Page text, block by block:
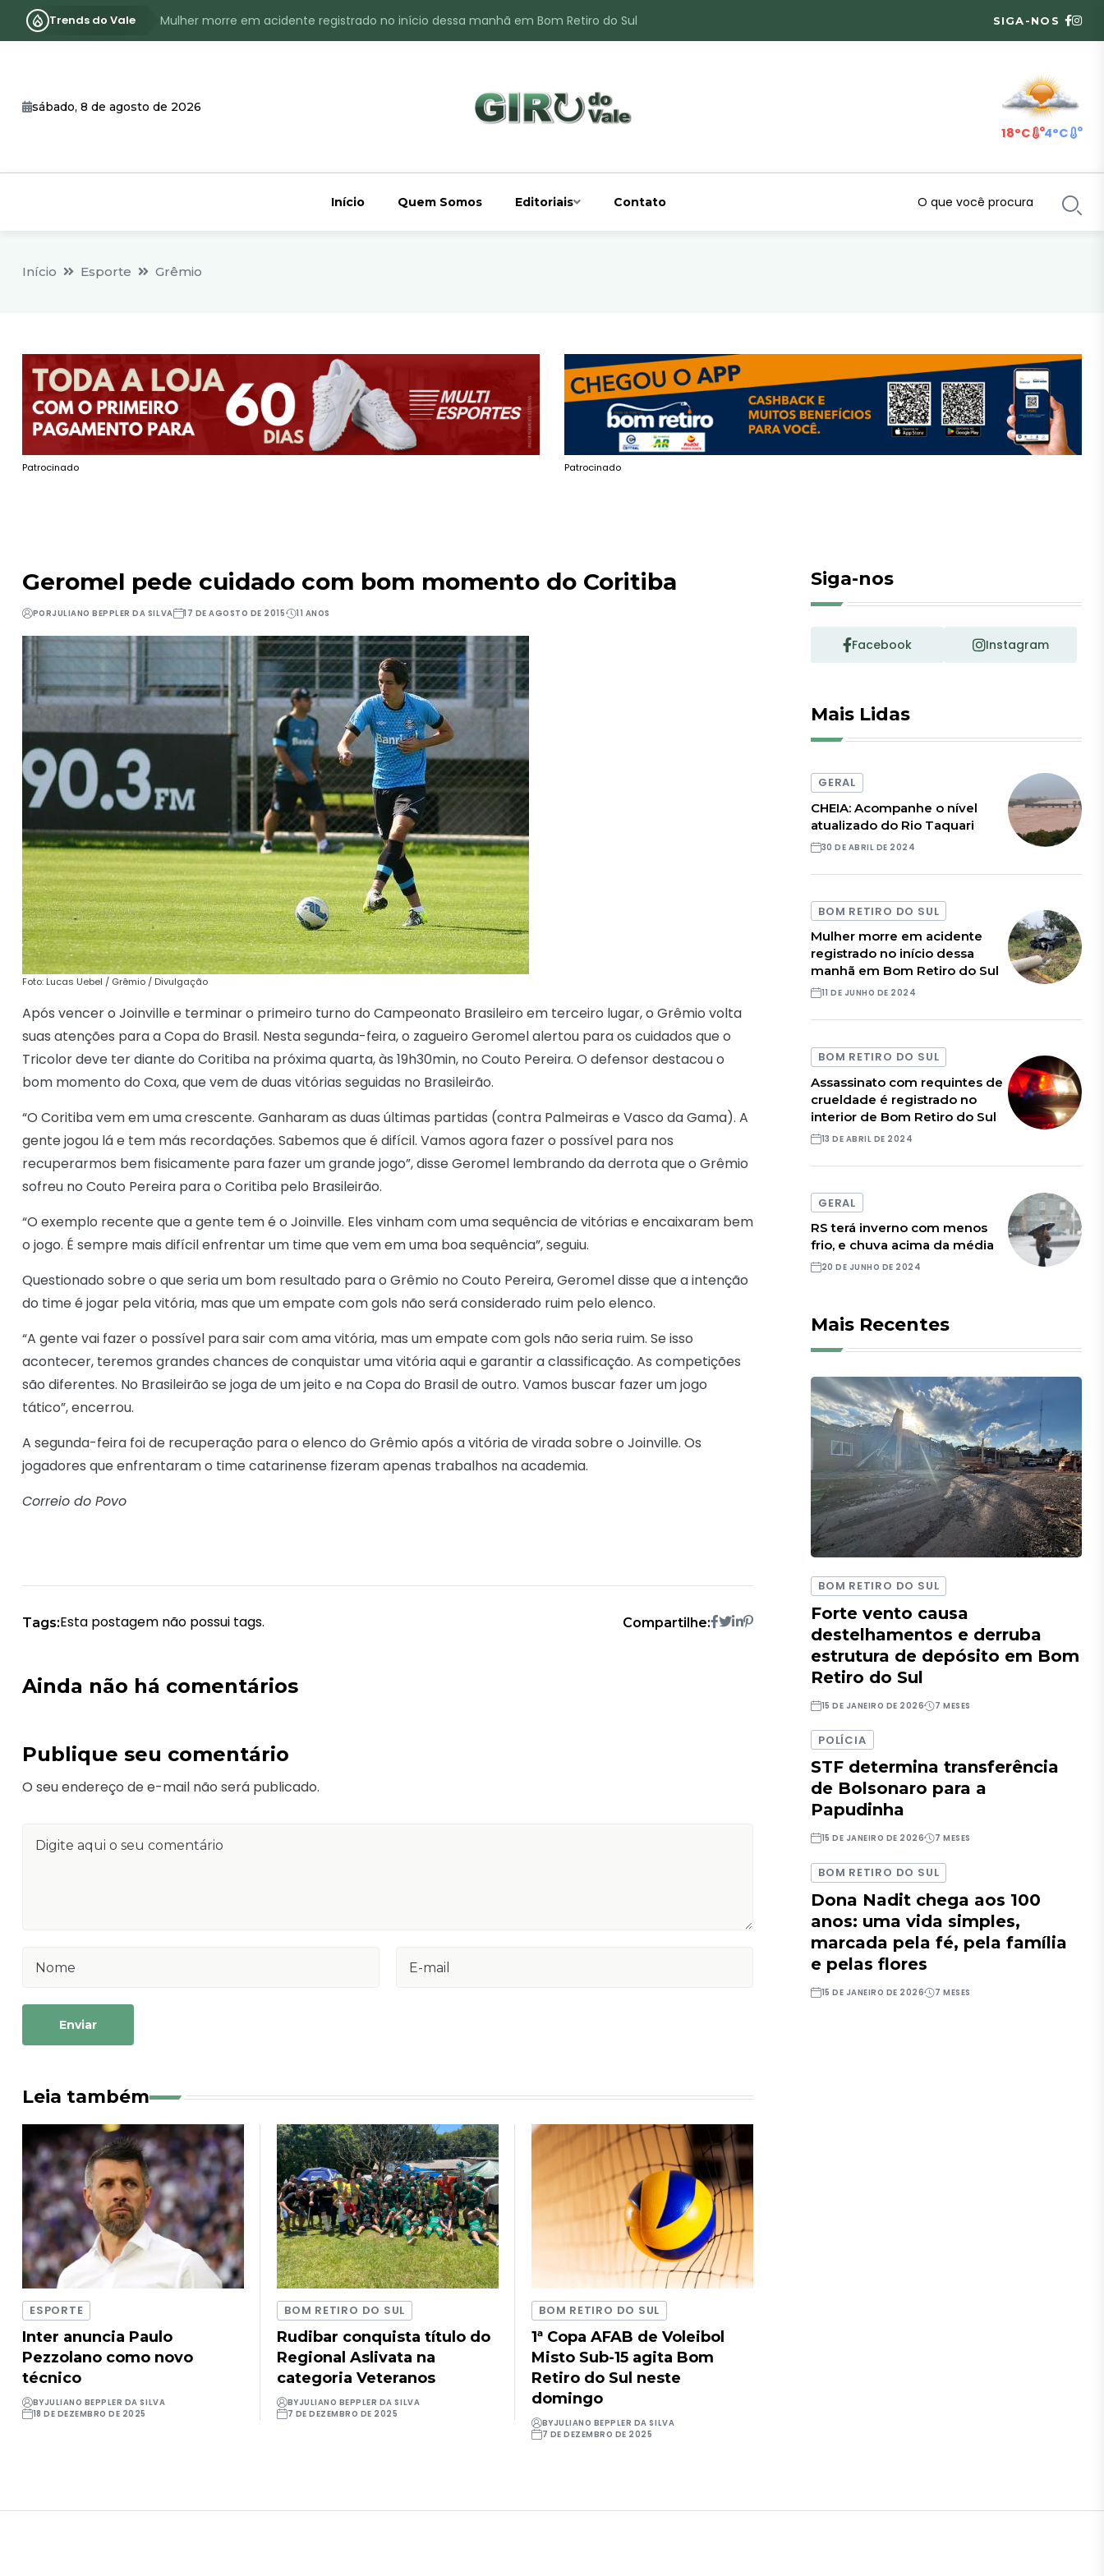
Trends do Vale
Mulher morre em acidente registrado no início dessa manhã em Bom Retiro do Sul
Identificado o jovem assassinado no interior de Bom Retiro do Sul
SIGA-NOS
sábado, 8 de agosto de 2026
18°C 4°C
Início Quem Somos Editoriais Contato
Início Esporte Grêmio
Patrocinado Patrocinado
Geromel pede cuidado com bom momento do Coritiba
PORJULIANO BEPPLER DA SILVA 17 DE AGOSTO DE 2015 11 ANOS
Foto: Lucas Uebel / Grêmio / Divulgação
Após vencer o Joinville e terminar o primeiro turno do Campeonato Brasileiro em terceiro lugar, o Grêmio volta
suas atenções para a Copa do Brasil. Nesta segunda-feira, o zagueiro Geromel alertou para os cuidados que o
Tricolor deve ter diante do Coritiba na próxima quarta, às 19h30min, no Couto Pereira. O defensor destacou o
bom momento do Coxa, que vem de duas vitórias seguidas no Brasileirão.
“O Coritiba vem em uma crescente. Ganharam as duas últimas partidas (contra Palmeiras e Vasco da Gama). A
gente jogou lá e tem más recordações. Sabemos que é difícil. Vamos agora fazer o possível para nos
recuperarmos bem fisicamente para fazer um grande jogo”, disse Geromel lembrando da derrota que o Grêmio
sofreu no Couto Pereira para o Coritiba pelo Brasileirão.
“O exemplo recente que a gente tem é o Joinville. Eles vinham com uma sequência de vitórias e encaixaram bem
o jogo. É sempre mais difícil enfrentar um time que vem em uma boa sequência”, seguiu.
Questionado sobre o que seria um bom resultado para o Grêmio no Couto Pereira, Geromel disse que a intenção
do time é jogar pela vitória, mas que um empate com gols não será considerado ruim pelo elenco.
“A gente vai fazer o possível para sair com ama vitória, mas um empate com gols não seria ruim. Se isso
acontecer, teremos grandes chances de conquistar uma vitória aqui e garantir a classificação. As competições
são diferentes. No Brasileirão se joga de um jeito e na Copa do Brasil de outro. Vamos buscar fazer um jogo
tático”, encerrou.
A segunda-feira foi de recuperação para o elenco do Grêmio após a vitória de virada sobre o Joinville. Os
jogadores que enfrentaram o time catarinense fizeram apenas trabalhos na academia.
Correio do Povo
Tags:Esta postagem não possui tags. Compartilhe:
Ainda não há comentários
Publique seu comentário
O seu endereço de e-mail não será publicado.
Enviar
Leia também
ESPORTE
Inter anuncia Paulo
Pezzolano como novo
técnico
BYJULIANO BEPPLER DA SILVA
18 DE DEZEMBRO DE 2025
BOM RETIRO DO SUL
Rudibar conquista título do
Regional Aslivata na
categoria Veteranos
BYJULIANO BEPPLER DA SILVA
7 DE DEZEMBRO DE 2025
BOM RETIRO DO SUL
1ª Copa AFAB de Voleibol
Misto Sub-15 agita Bom
Retiro do Sul neste
domingo
BYJULIANO BEPPLER DA SILVA
7 DE DEZEMBRO DE 2025
Siga-nos
Facebook Instagram
Mais Lidas
GERAL
CHEIA: Acompanhe o nível
atualizado do Rio Taquari
30 DE ABRIL DE 2024
BOM RETIRO DO SUL
Mulher morre em acidente
registrado no início dessa
manhã em Bom Retiro do Sul
11 DE JUNHO DE 2024
BOM RETIRO DO SUL
Assassinato com requintes de
crueldade é registrado no
interior de Bom Retiro do Sul
13 DE ABRIL DE 2024
GERAL
RS terá inverno com menos
frio, e chuva acima da média
20 DE JUNHO DE 2024
Mais Recentes
BOM RETIRO DO SUL
Forte vento causa
destelhamentos e derruba
estrutura de depósito em Bom
Retiro do Sul
15 DE JANEIRO DE 2026 7 MESES
POLÍCIA
STF determina transferência
de Bolsonaro para a
Papudinha
15 DE JANEIRO DE 2026 7 MESES
BOM RETIRO DO SUL
Dona Nadit chega aos 100
anos: uma vida simples,
marcada pela fé, pela família
e pelas flores
15 DE JANEIRO DE 2026 7 MESES